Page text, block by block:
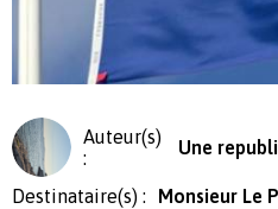
Auteur(s)
:
Une
Destinataire(s) : Monsieur Le